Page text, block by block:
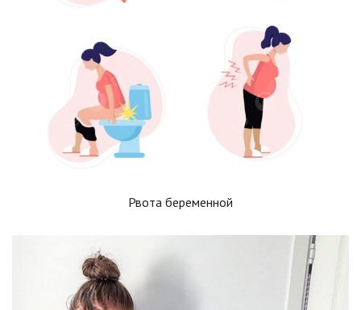
Рвота беременной